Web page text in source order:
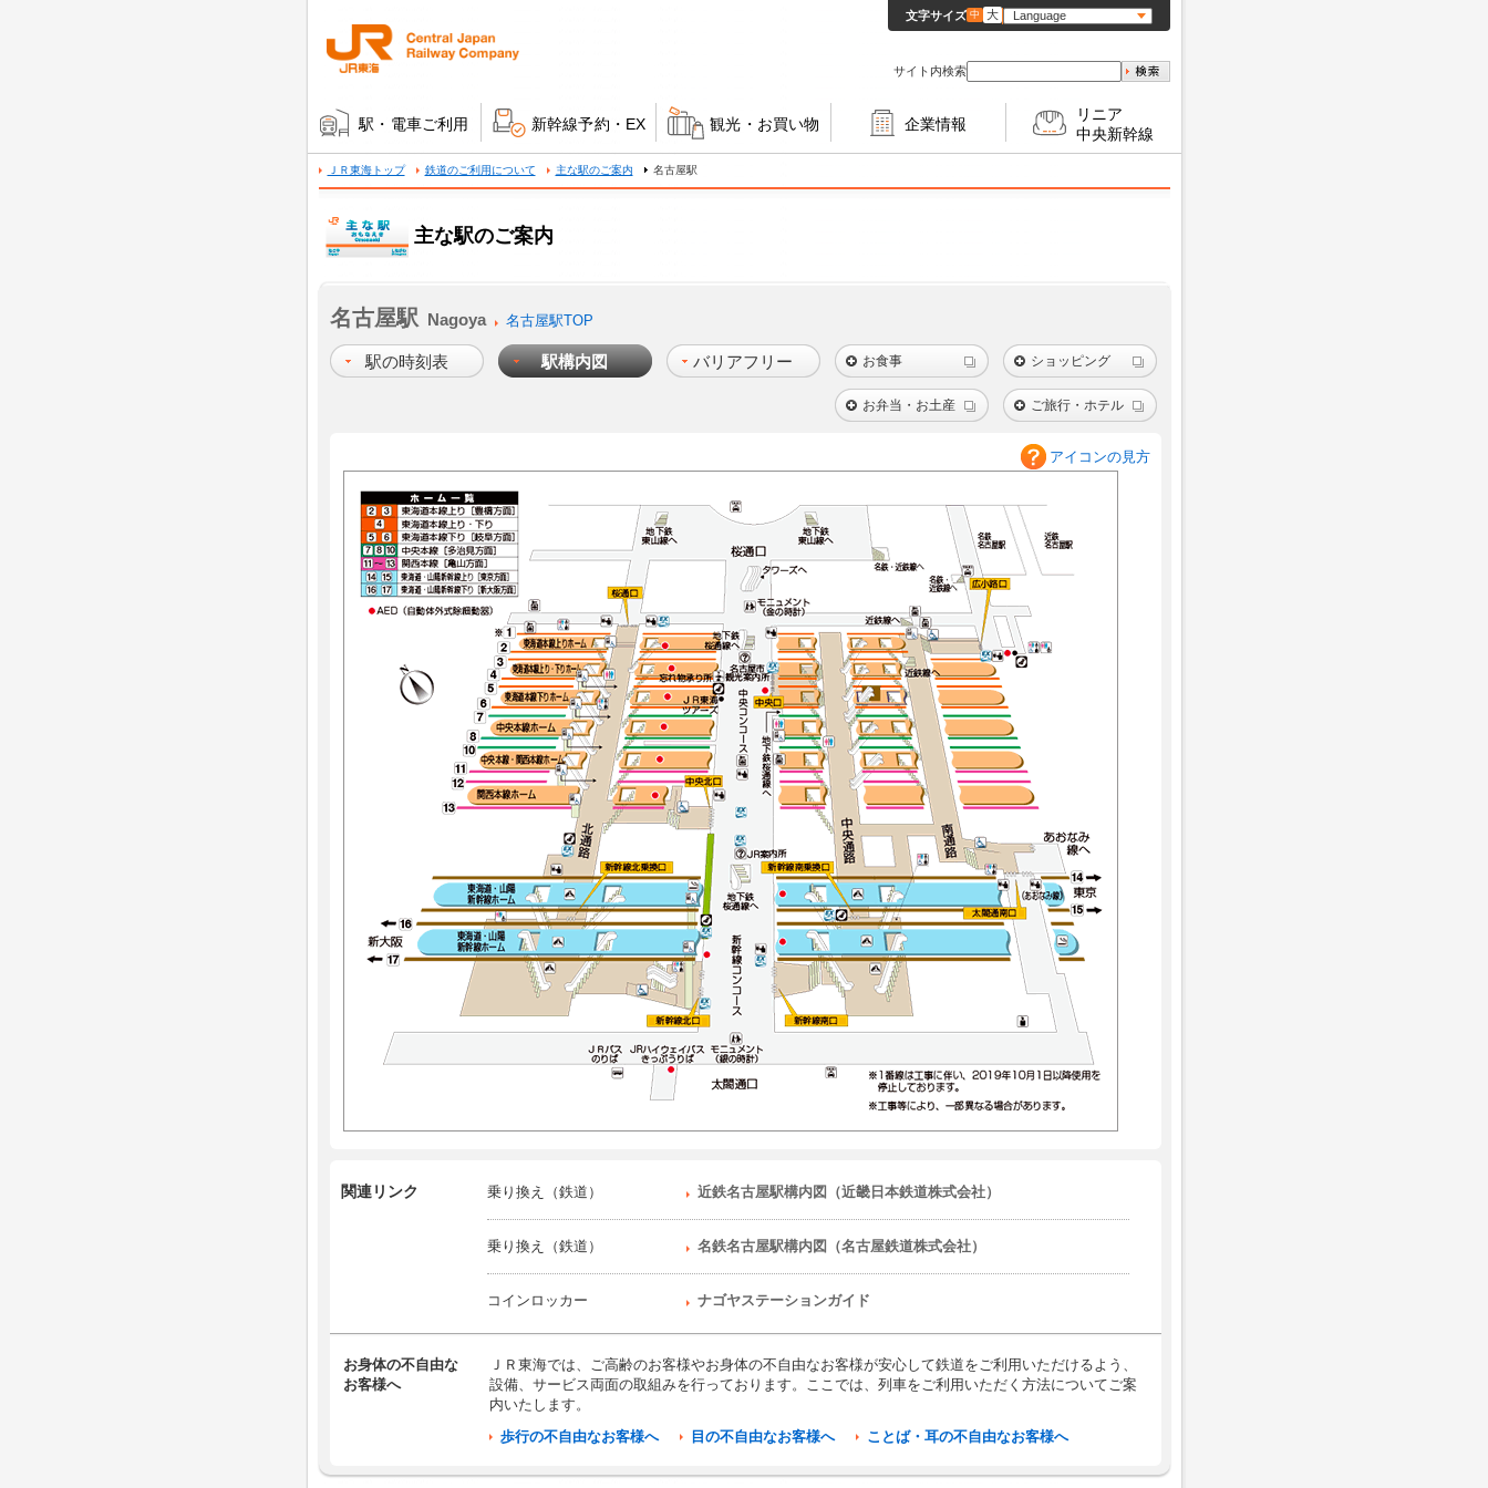
文字サイズ 中 大 Language
サイト内検索
駅・電車ご利用 新幹線予約・EX 観光・お買い物 企業情報
リニア
中央新幹線
ＪＲ東海トップ 鉄道のご利用について 主な駅のご案内 名古屋駅
主な駅のご案内
名古屋駅 Nagoya 名古屋駅TOP
駅の時刻表 駅構内図 バリアフリー お食事 ショッピング
お弁当・お土産 ご旅行・ホテル
アイコンの見方
関連リンク 乗り換え（鉄道） 近鉄名古屋駅構内図（近畿日本鉄道株式会社）
乗り換え（鉄道） 名鉄名古屋駅構内図（名古屋鉄道株式会社）
コインロッカー ナゴヤステーションガイド
お身体の不自由な
お客様へ
ＪＲ東海では、ご高齢のお客様やお身体の不自由なお客様が安心して鉄道をご利用いただけるよう、
設備、サービス両面の取組みを行っております。ここでは、列車をご利用いただく方法についてご案
内いたします。
歩行の不自由なお客様へ
目の不自由なお客様へ ことば・耳の不自由なお客様へ